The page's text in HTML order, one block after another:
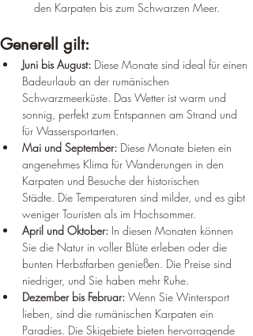
den Karpaten bis zum Schwarzen Meer.
Generell gilt:
Juni bis August: Diese Monate sind ideal für einen
Badeurlaub an der rumänischen
Schwarzmeerküste. Das Wetter ist warm und
sonnig, perfekt zum Entspannen am Strand und
für Wassersportarten.
Mai und September: Diese Monate bieten ein
angenehmes Klima für Wanderungen in den
Karpaten und Besuche der historischen
Städte. Die Temperaturen sind milder, und es gibt
weniger Touristen als im Hochsommer.
April und Oktober: In diesen Monaten können
Sie die Natur in voller Blüte erleben oder die
bunten Herbstfarben genießen. Die Preise sind
niedriger, und Sie haben mehr Ruhe.
Dezember bis Februar: Wenn Sie Wintersport
lieben, sind die rumänischen Karpaten ein
Paradies. Die Skigebiete bieten hervorragende